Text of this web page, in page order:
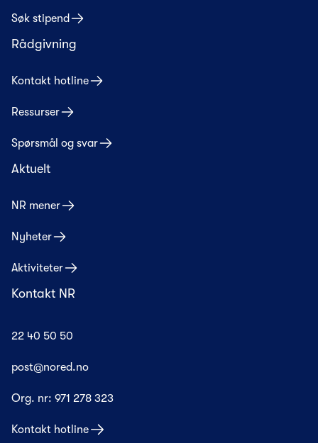
Søk stipend
Rådgivning
Kontakt hotline
Ressurser
Spørsmål og svar
Aktuelt
NR mener
Nyheter
Aktiviteter
Kontakt NR
22 40 50 50
post@nored.no
Org. nr: 971 278 323
Kontakt hotline